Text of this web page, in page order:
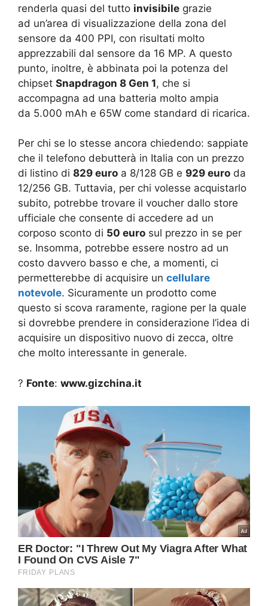
renderla quasi del tutto invisibile grazie
ad un’area di visualizzazione della zona del
sensore da 400 PPI, con risultati molto
apprezzabili dal sensore da 16 MP. A questo
punto, inoltre, è abbinata poi la potenza del
chipset Snapdragon 8 Gen 1, che si
accompagna ad una batteria molto ampia
da 5.000 mAh e 65W come standard di ricarica.
Per chi se lo stesse ancora chiedendo: sappiate
che il telefono debutterà in Italia con un prezzo
di listino di 829 euro a 8/128 GB e 929 euro da
12/256 GB. Tuttavia, per chi volesse acquistarlo
subito, potrebbe trovare il voucher dallo store
ufficiale che consente di accedere ad un
corposo sconto di 50 euro sul prezzo in se per
se. Insomma, potrebbe essere nostro ad un
costo davvero basso e che, a momenti, ci
permetterebbe di acquisire un cellulare
notevole. Sicuramente un prodotto come
questo si scova raramente, ragione per la quale
si dovrebbe prendere in considerazione l’idea di
acquisire un dispositivo nuovo di zecca, oltre
che molto interessante in generale.
? Fonte: www.gizchina.it